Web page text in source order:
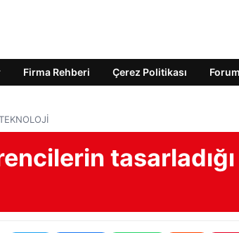
Firma Rehberi Çerez Politikası Forum
tasarladığı